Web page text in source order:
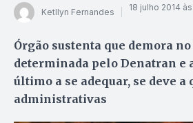
Ketllyn Fernandes 18 julho 2014
Órgão sustenta que demora
determinada pelo Denatran e
último a se adequar, se deve a
administrativas